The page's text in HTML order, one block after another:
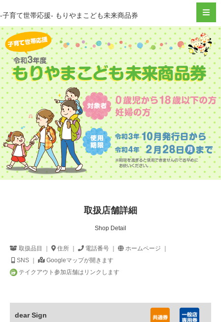
-子育て世帯応援- もりやまこども未来商品券
取扱店舗詳細
Shop Detail
取扱品目 ｜ 住所 ｜ 電話番号 ｜
ホームページ ｜
SNS ｜
Googleマップが開きます
テイクアウト参加店舗はリンクします
dear Sign